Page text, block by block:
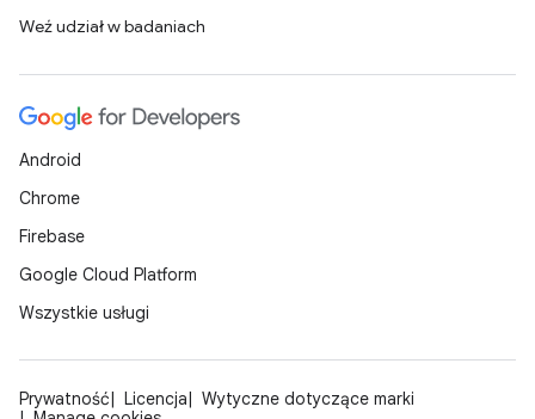
Weź udział w badaniach
Android
Chrome
Firebase
Google Cloud Platform
Wszystkie usługi
Prywatność Licencja
Wytyczne dotyczące marki